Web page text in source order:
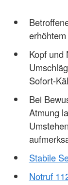
Kopf und
Sofort-
Bei
Atmung
Stabile
Notruf